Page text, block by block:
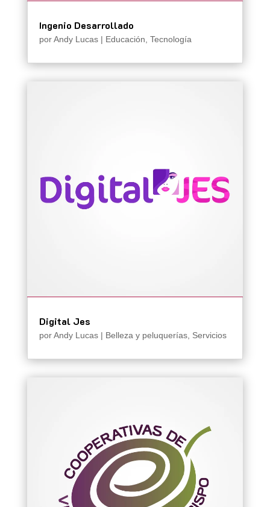
Ingenio Desarrollado
porAndy Lucas| Educación Tecnología
Digital Jes
porAndy Lucas| Belleza y peluquerías, Servicios